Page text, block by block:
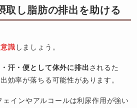
取し脂肪の排出を助ける
識 しましょう。
汗・便として体外に排出されるた
効率が落ちる可能性があります。
ェインやアルコールは利尿作用が強い